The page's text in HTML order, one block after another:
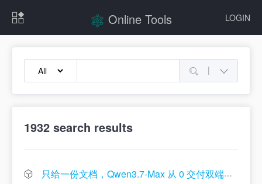
LOGIN
Online Tools
|
1932 search results
只给一份文档，Qwen3.7-Max 从 0 交付双端应用